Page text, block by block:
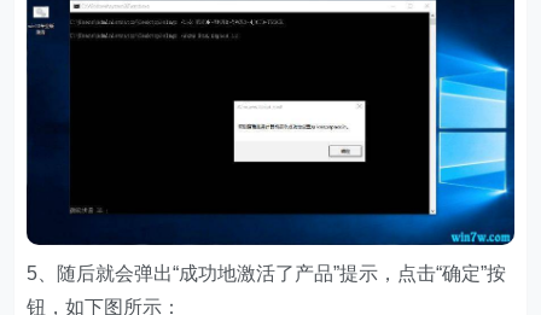
5、随后就会弹出“成功地激活了产品”提示，点击“确定”按
钮，如下图所示：